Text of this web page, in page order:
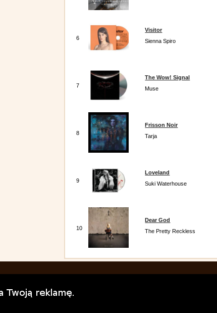
6
Visitor
Sienna Spiro
7
The Wow! Signal
Muse
8
Frisson Noir
Tarja
9
Loveland
Suki Waterhouse
10
Dear God
The Pretty Reckless